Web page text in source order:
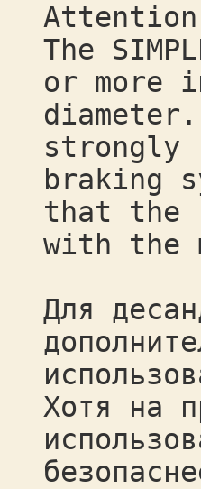
The
or more
strongly
braking
that the
with the
Для
Хотя на